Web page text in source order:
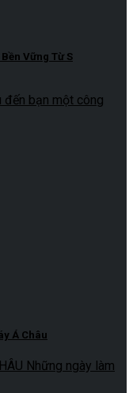
Vững Từ S
đến bạn một công
Á Châu
Những ngày làm